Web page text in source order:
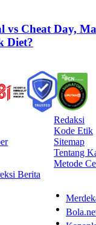
vs Cheat Day,
Diet?
Redaksi
Kode Etik
Sitemap
Tentang
Metode
Berita